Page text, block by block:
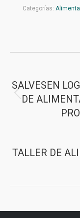
Categorías:
entre
SALVESEN
DE
TALLER DE